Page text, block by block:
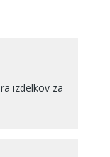
izdelkov za